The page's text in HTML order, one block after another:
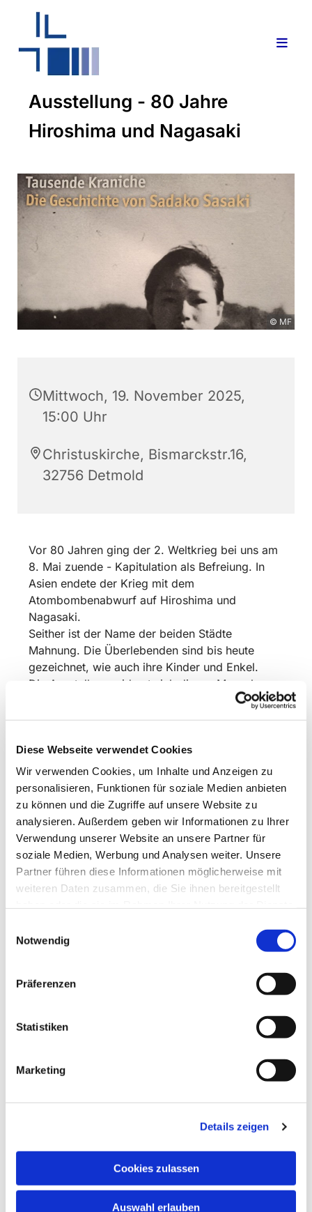
Diese Webseite verwendet Cookies
Wir verwenden Cookies, um Inhalte und Anzeigen zu
personalisieren, Funktionen für soziale Medien anbieten
zu können und die Zugriffe auf unsere Website zu
analysieren. Außerdem geben wir Informationen zu Ihrer
Verwendung unserer Website an unsere Partner für
soziale Medien, Werbung und Analysen weiter. Unsere
Partner führen diese Informationen möglicherweise mit
weiteren Daten zusammen, die Sie ihnen bereitgestellt
Notwendig
Präferenzen
Statistiken
Marketing
Details zeigen
Cookies zulassen
Auswahl erlauben
Ausstellung - 80 Jahre
Hiroshima und Nagasaki
© MF
Mittwoch, 19. November 2025,
15:00 Uhr
Christuskirche, Bismarckstr.16,
32756 Detmold
Vor 80 Jahren ging der 2. Weltkrieg bei uns am
8. Mai zuende - Kapitulation als Befreiung. In
Asien endete der Krieg mit dem
Atombombenabwurf auf Hiroshima und
Nagasaki.
Seither ist der Name der beiden Städte
Mahnung. Die Überlebenden sind bis heute
gezeichnet, wie auch ihre Kinder und Enkel.
Die Ausstellung widmet sich diesen Menschen
und der Frage nach dem Sinn oder Unsinn von
solcehn Massenvernichtungswaffen.
und 15 bis 17 Uhr.
interessieren